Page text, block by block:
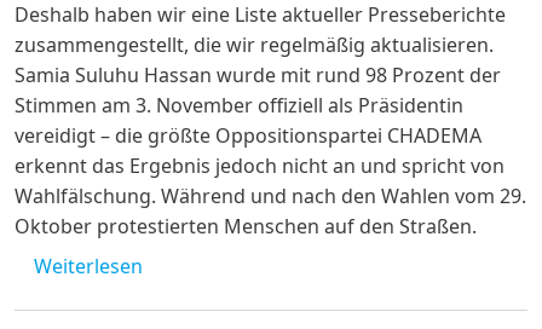
Deshalb haben wir eine Liste aktueller Presseberichte
zusammengestellt, die wir regelmäßig aktualisieren.
Samia Suluhu Hassan wurde mit rund 98 Prozent der
Stimmen am 3. November offiziell als Präsidentin
vereidigt – die größte Oppositionspartei CHADEMA
erkennt das Ergebnis jedoch nicht an und spricht von
Wahlfälschung. Während und nach den Wahlen vom 29.
Oktober protestierten Menschen auf den Straßen.
Weiterlesen